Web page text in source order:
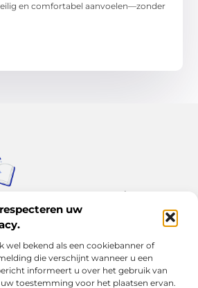
uw
wel bekend als een cookiebanner of
die verschijnt wanneer u een
informeert u over het gebruik van
toestemming voor het plaatsen ervan.
en comfortabel aanvoelen—zonder
tot grote trends – alles op Bigoz.nl.
en artikelen over het dagelijks leven,
actualiteit en meer.